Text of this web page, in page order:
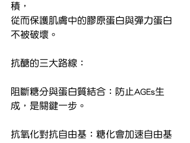
積，
從而保護肌膚中的膠原蛋白與彈力蛋白
不被破壞。
抗醣的三大路線：
阻斷糖分與蛋白質結合：防止AGEs生
成，是關鍵一步。
抗氧化對抗自由基：糖化會加速自由基